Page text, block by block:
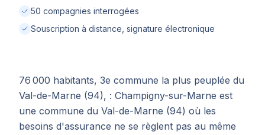
50 compagnies interrogées
Souscription à distance, signature électronique
76 000 habitants, 3e commune la plus peuplée du
Val-de-Marne (94), : Champigny-sur-Marne est
une commune du Val-de-Marne (94) où les
besoins d'assurance ne se règlent pas au même